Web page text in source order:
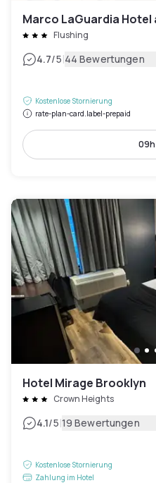
Marco LaGuardia Hotel
Flushing
4.7/5|44 Bewertungen
Kostenlose Stornierung
rate-plan-card.label-prepaid
09h
Hotel Mirage Brooklyn
Crown Heights
4.1/5|19 Bewertungen
Kostenlose Stornierung
Zahlung im Hotel